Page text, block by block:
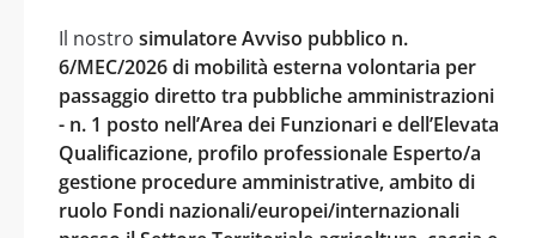
Il nostro simulatore Avviso pubblico n.
6/MEC/2026 di mobilità esterna volontaria per
passaggio diretto tra pubbliche amministrazioni
- n. 1 posto nell’Area dei Funzionari e dell’Elevata
Qualificazione, profilo professionale Esperto/a
gestione procedure amministrative, ambito di
ruolo Fondi nazionali/europei/internazionali